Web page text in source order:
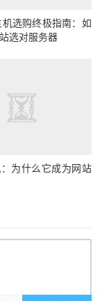
机选购终极指南：如
选对服务器
为什么它成为网站